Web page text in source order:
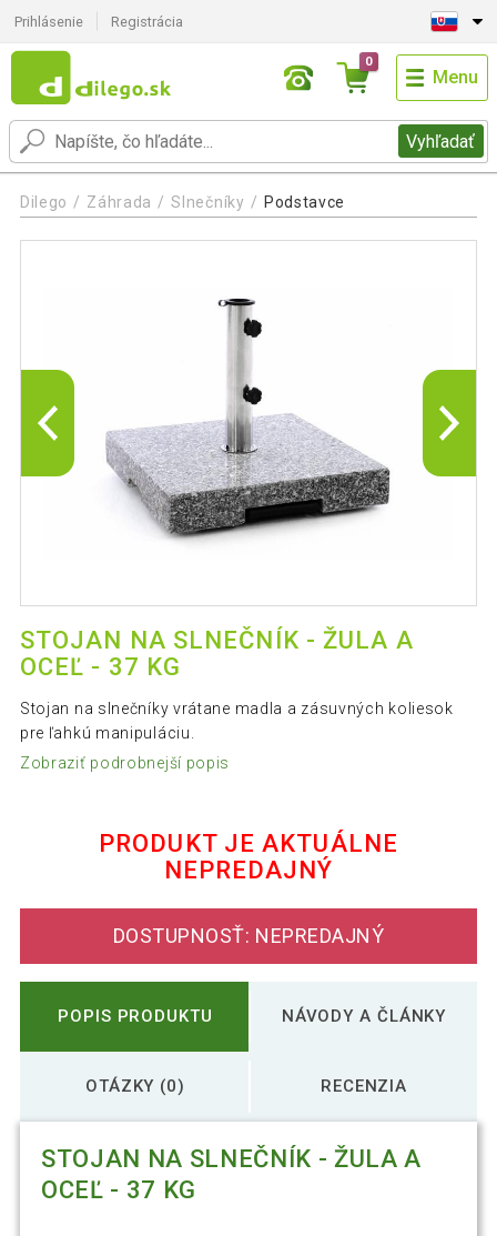
Prihlásenie Registrácia
Vyhľadať
0
Menu
Dilego Záhrada Slnečníky Podstavce
STOJAN NA SLNEČNÍK - ŽULA A
OCEĽ - 37 KG
Stojan na slnečníky vrátane madla a zásuvných koliesok
pre ľahkú manipuláciu.
Zobraziť podrobnejší popis
PRODUKT JE AKTUÁLNE
NEPREDAJNÝ
DOSTUPNOSŤ: NEPREDAJNÝ
POPIS PRODUKTU NÁVODY A ČLÁNKY
OTÁZKY (0) RECENZIA
STOJAN NA SLNEČNÍK - ŽULA A
OCEĽ - 37 KG